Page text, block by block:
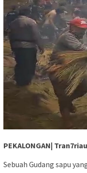
PEKALONGAN|
Sebuah Gudang sapu